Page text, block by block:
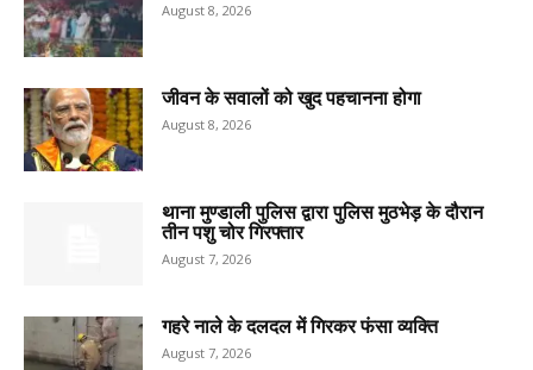
August 8, 2026
जीवन के सवालों को खुद पहचानना होगा
August 8, 2026
थाना मुण्डाली पुलिस द्वारा पुलिस मुठभेड़ के दौरान
तीन पशु चोर गिरफ्तार
August 7, 2026
गहरे नाले के दलदल में गिरकर फंसा व्यक्ति
August 7, 2026